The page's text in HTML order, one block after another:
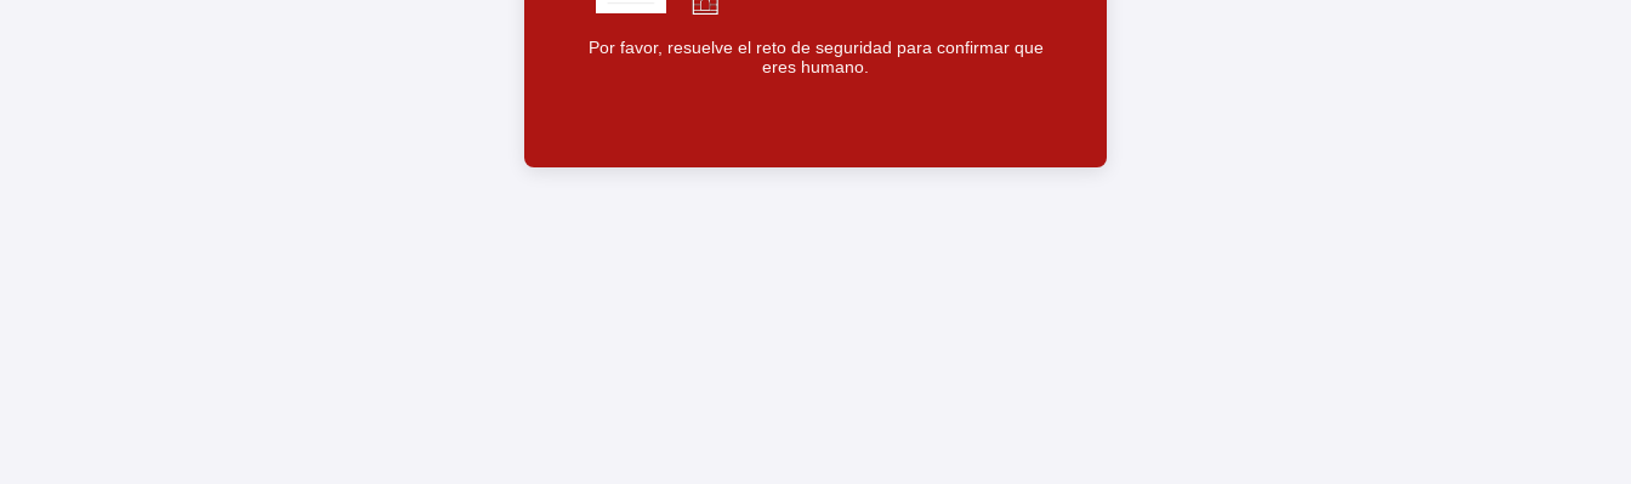
Por favor, resuelve el reto de seguridad para confirmar que
eres humano.